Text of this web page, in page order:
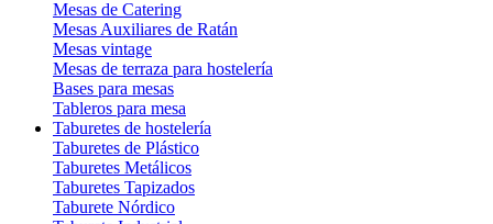
Mesas de Catering
Mesas Auxiliares de Ratán
Mesas vintage
Mesas de terraza para hostelería
Bases para mesas
Tableros para mesa
Taburetes de hostelería
Taburetes de Plástico
Taburetes Metálicos
Taburetes Tapizados
Taburete Nórdico